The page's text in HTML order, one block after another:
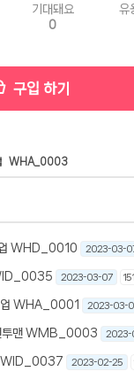
기대돼요
0
유
구입 하기
WHA_0003
업 WHD_0010 2023-03-
2023-03-07 151
업 WHA_0001 2023-03-
투맨 WMB_0003 2023-
WID_0037 2023-02-25